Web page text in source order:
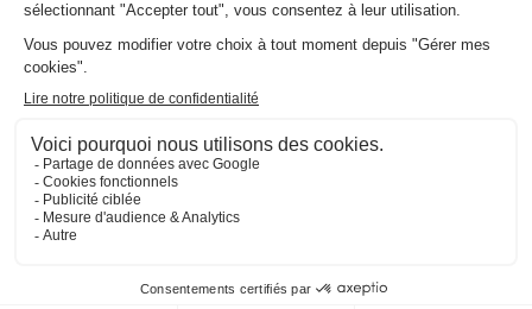
A propos 👇
Suivez-nous 👇
Infos légales 👇
Phishing : restez vigilants👇